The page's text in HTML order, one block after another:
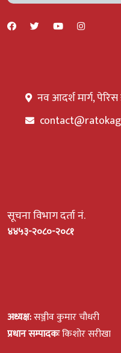
नव आदर्श मार्ग, पेरिस
सूचना विभाग दर्ता नं.
४४५३-२०८०-२०८१
अध्यक्ष:सञ्जीव कुमार चौधरी
प्रधान सम्पादकःकिशोर सरीखा